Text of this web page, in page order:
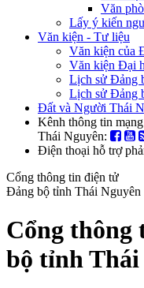
Văn
Lấy ý kiến
Văn kiện - Tư liệu
Văn kiện của
Văn kiện Đại
Lịch sử Đảng
Lịch sử Đảng
Đất và Người Thái
Kênh thông tin
Thái Nguyên:
Điện thoại hỗ trợ
Cổng thông tin điện tử
Đảng bộ tỉnh Thái Nguyên
Cổng
bộ tỉnh Thái